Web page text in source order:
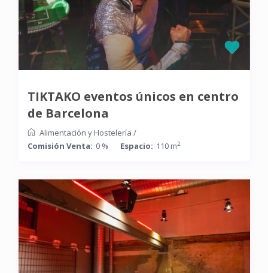
TIKTAKO eventos únicos en centro
de Barcelona
Alimentación y Hostelería /
Comisión Venta: 0 % Espacio: 110 m2